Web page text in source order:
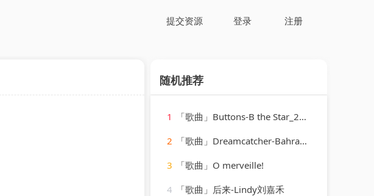
提交资源 登录 注册
随机推荐
1
「歌曲」Buttons-B the Star_20260807_131713
2
「歌曲」Dreamcatcher-Bahramji、Maneesh de Moor、Bashir、Zhubin Kalhor、Sudha
3
「歌曲」O merveille!
4
「歌曲」后来-Lindy刘嘉禾